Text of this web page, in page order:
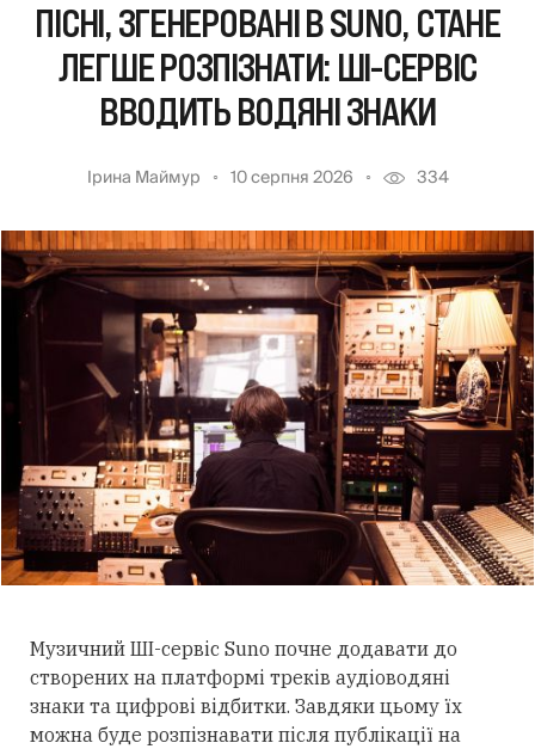
ПІСНІ, ЗГЕНЕРОВАНІ В SUNO, СТАНЕ
ЛЕГШЕ РОЗПІЗНАТИ: ШІ-СЕРВІС
ВВОДИТЬ ВОДЯНІ ЗНАКИ
Ірина Маймур 10 серпня 2026 334
Музичний ШІ-сервіс Suno почне додавати до
створених на платформі треків аудіоводяні
знаки та цифрові відбитки. Завдяки цьому їх
можна буде розпізнавати після публікації на